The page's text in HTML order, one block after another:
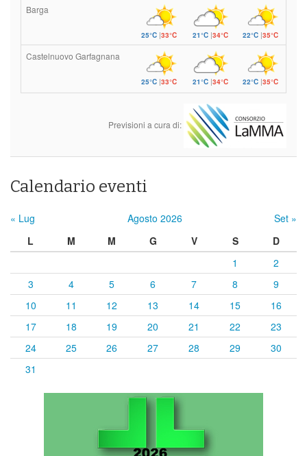
Barga
25°C|33°C 21°C|34°C 22°C |35°C
Castelnuovo Garfagnana
25°C|33°C 21°C|34°C 22°C |35°C
Previsioni a cura di:
Calendario eventi
« Lug Agosto 2026
Set »
L
M M G V S
D
1
2
3
4 5 6 7 8
9
10
11 12 13 14 15
16
17
18 19 20 21 22
23
24
25 26 27 28 29
30
31